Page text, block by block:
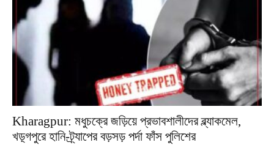
Kharagpur: মধুচক্রে জড়িয়ে প্রভাবশালীদের ব্ল্যাকমেল,
খড়্গপুরে হানি-ট্র্যাপের বড়সড় পর্দা ফাঁস পুলিশের